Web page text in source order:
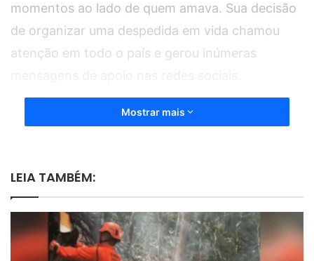
momentos ao lado de quem amava. Sua decisão
de organizar uma despedida em vida chamou
atenção em todo o país e gerou inúmeras
Mostrar mais
LEIA TAMBÉM: